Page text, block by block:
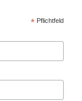
*Pflichtfeld